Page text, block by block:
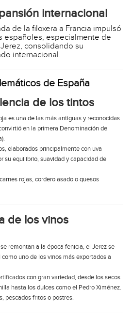
internacional
de la filoxera a Francia impulsó
españoles, especialmente de
consolidando su
internacional.
de España
de los tintos
es una de las más antiguas y reconocidas
en la primera Denominación de
elaborados principalmente con uva
su equilibrio, suavidad y capacidad de
rojas, cordero asado o quesos
de los vinos
remontan a la época fenicia, el Jerez se
uno de los vinos más exportados a
con gran variedad, desde los secos
hasta los dulces como el Pedro Ximénez.
pescados fritos o postres.